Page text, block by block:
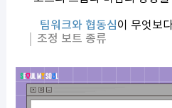
팀워크와 협동심이 무엇보
조정 보트 종류